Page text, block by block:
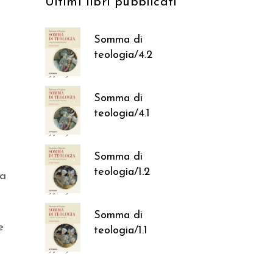
Somma di
teologia/4.2
37,05€
Somma di
teologia/4.1
37,05€
Somma di
teologia/1.2
37,05€
Somma di
teologia/1.1
37,05€